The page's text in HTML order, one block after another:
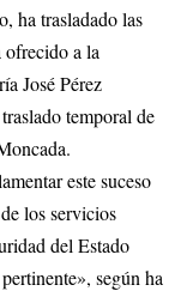
ha trasladado las
a la
José Pérez
temporal de
este suceso
los servicios
del Estado
según ha